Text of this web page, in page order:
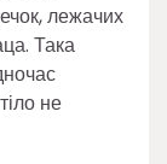
лежачих
Така
не